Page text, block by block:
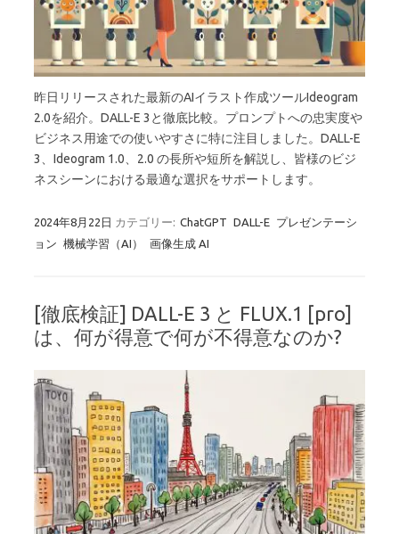
昨日リリースされた最新のAIイラスト作成ツールIdeogram
2.0を紹介。DALL-E 3と徹底比較。プロンプトへの忠実度や
ビジネス用途での使いやすさに特に注目しました。DALL-E
3、Ideogram 1.0、2.0 の長所や短所を解説し、皆様のビジ
ネスシーンにおける最適な選択をサポートします。
2024年8月22日 カテゴリー: ChatGPT DALL-E プレゼンテーシ
ョン 機械学習（AI） 画像生成 AI
[徹底検証] DALL-E 3 と FLUX.1 [pro]
は、何が得意で何が不得意なのか?